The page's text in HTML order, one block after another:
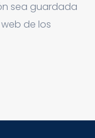
sea guardada
de los